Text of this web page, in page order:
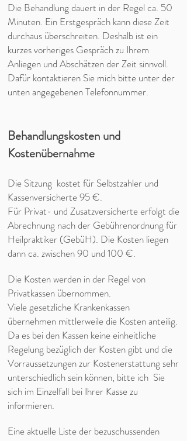
Die Behandlung dauert in der Regel ca. 50
Minuten. Ein Erstgespräch kann diese Zeit
durchaus überschreiten. Deshalb ist ein
kurzes vorheriges Gespräch zu Ihrem
Anliegen und Abschätzen der Zeit sinnvoll.
Dafür kontaktieren Sie mich bitte unter der
unten angegebenen Telefonnummer.
Behandlungskosten und
Kostenübernahme
Die Sitzung kostet für Selbstzahler und
Kassenversicherte 95 €.
Für Privat- und Zusatzversicherte erfolgt die
Abrechnung nach der Gebührenordnung für
Heilpraktiker (GebüH). Die Kosten liegen
dann ca. zwischen 90 und 100 €.
Die Kosten werden in der Regel von
Privatkassen übernommen.
Viele gesetzliche Krankenkassen
übernehmen mittlerweile die Kosten anteilig.
Da es bei den Kassen keine einheitliche
Regelung bezüglich der Kosten gibt und die
Vorraussetzungen zur Kostenerstattung sehr
unterschiedlich sein können, bitte ich Sie
sich im Einzelfall bei Ihrer Kasse zu
informieren.
Eine aktuelle Liste der bezuschussenden